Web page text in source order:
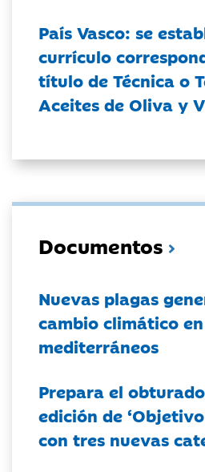
País Vasco: se
currículo
título de Técnica o
Aceites de Oliva y
Documentos
Nuevas plagas
cambio climático
mediterráneos
Prepara el
edición de
con tres nuevas